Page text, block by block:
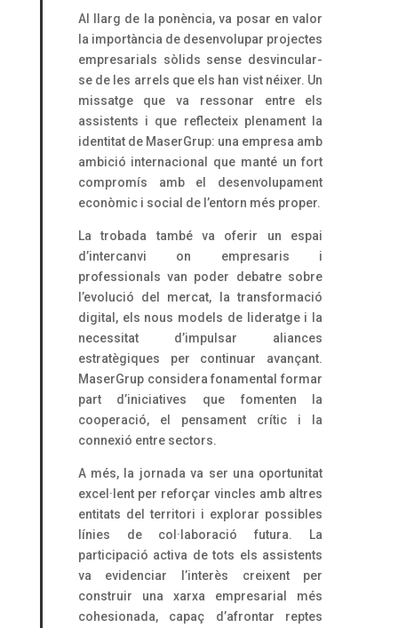
Al llarg de la ponència, va posar en valor
la importància de desenvolupar projectes
empresarials sòlids sense desvincular-
se de les arrels que els han vist néixer. Un
missatge que va ressonar entre els
assistents i que reflecteix plenament la
identitat de MaserGrup: una empresa amb
ambició internacional que manté un fort
compromís amb el desenvolupament
econòmic i social de l’entorn més proper.
La trobada també va oferir un espai
d’intercanvi on empresaris i
professionals van poder debatre sobre
l’evolució del mercat, la transformació
digital, els nous models de lideratge i la
necessitat d’impulsar aliances
estratègiques per continuar avançant.
MaserGrup considera fonamental formar
part d’iniciatives que fomenten la
cooperació, el pensament crític i la
connexió entre sectors.
A més, la jornada va ser una oportunitat
excel·lent per reforçar vincles amb altres
entitats del territori i explorar possibles
línies de col·laboració futura. La
participació activa de tots els assistents
va evidenciar l’interès creixent per
construir una xarxa empresarial més
cohesionada, capaç d’afrontar reptes